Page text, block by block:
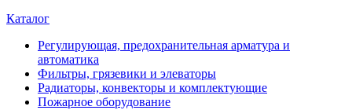
Каталог
Регулирующая, предохранительная арматура и
автоматика
Фильтры, грязевики и элеваторы
Радиаторы, конвекторы и комплектующие
Пожарное оборудование